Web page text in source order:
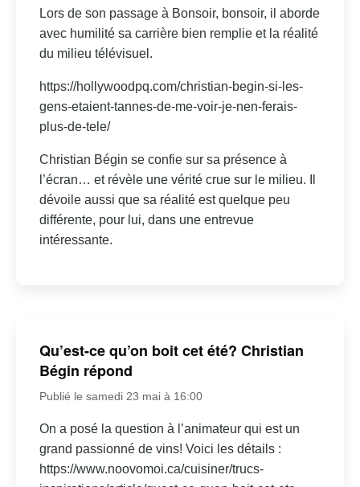
Lors de son passage à Bonsoir, bonsoir, il aborde
avec humilité sa carrière bien remplie et la réalité
du milieu télévisuel.
https://hollywoodpq.com/christian-begin-si-les-
gens-etaient-tannes-de-me-voir-je-nen-ferais-
plus-de-tele/
Christian Bégin se confie sur sa présence à
l’écran… et révèle une vérité crue sur le milieu. Il
dévoile aussi que sa réalité est quelque peu
différente, pour lui, dans une entrevue
intéressante.
Qu’est-ce qu’on boit cet été? Christian
Bégin répond
Publié le samedi 23 mai à 16:00
On a posé la question à l’animateur qui est un
grand passionné de vins! Voici les détails :
https://www.noovomoi.ca/cuisiner/trucs-